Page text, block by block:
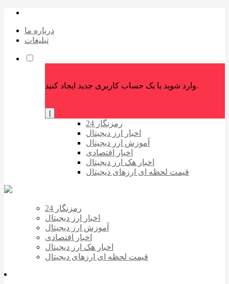
درباره ما
تبلیغات
وارد شوید یا یک حساب کاربری جدید ایجاد کنید.
رمزنگار 24
اخبار ارز دیجیتال
آموزش ارز دیجیتال
اخبار اقتصادی
اخبار هک ارز دیجیتال
قیمت لحظه ای ارزهای دیجیتال
رمزنگار 24
اخبار ارز دیجیتال
آموزش ارز دیجیتال
اخبار اقتصادی
اخبار هک ارز دیجیتال
قیمت لحظه ای ارزهای دیجیتال